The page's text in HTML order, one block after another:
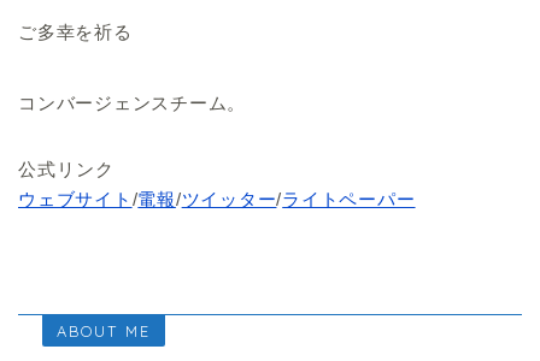
ご多幸を祈る
コンバージェンスチーム。
公式リンク
ウェブサイト /電報/ツイッター/ライトペーパー
ABOUT ME